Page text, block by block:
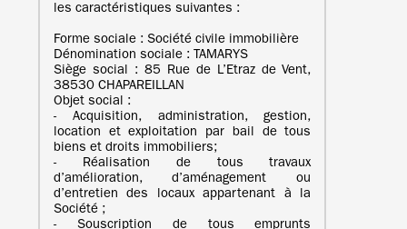
les caractéristiques suivantes :
Forme sociale : Société civile immobilière
Dénomination sociale : TAMARYS
Siège social : 85 Rue de L’Etraz de Vent,
38530 CHAPAREILLAN
Objet social :
- Acquisition, administration, gestion,
location et exploitation par bail de tous
biens et droits immobiliers;
- Réalisation de tous travaux
d’amélioration, d’aménagement ou
d’entretien des locaux appartenant à la
Société ;
- Souscription de tous emprunts